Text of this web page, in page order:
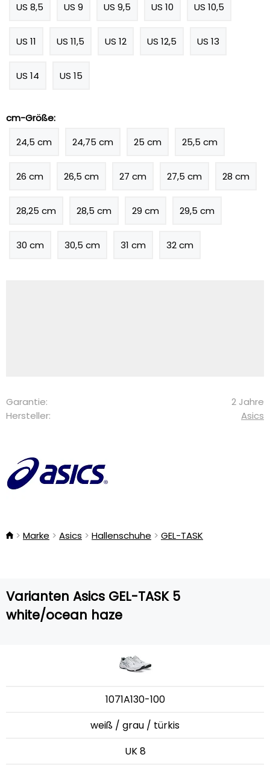
US 8,5 US 9 US 9,5 US 10 US 10,5
US 11 US 11,5 US 12 US 12,5 US 13
US 14 US 15
cm-Größe:
24,5 cm
24,75 cm 25 cm 25,5 cm
26 cm 26,5 cm 27 cm 27,5 cm 28 cm
28,25 cm 28,5 cm 29 cm 29,5 cm
30 cm 30,5 cm 31 cm 32 cm
Garantie:
2 Jahre
Hersteller:
Asics
Marke Asics Hallenschuhe GEL-TASK
Varianten Asics GEL-TASK 5
white/ocean haze
1071A130-100
weiß / grau / türkis
UK 8